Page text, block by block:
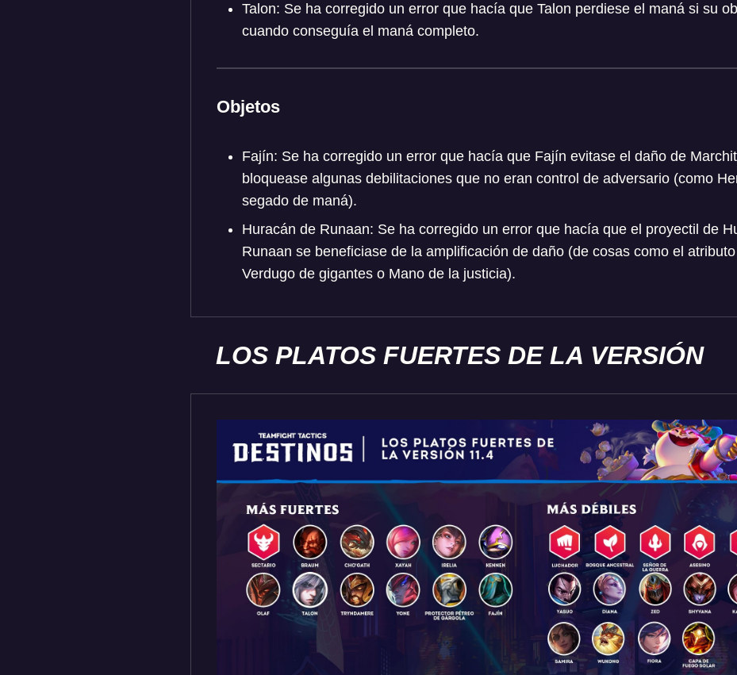
Talon: Se ha corregido un error que hacía que Talon perdiese el maná si su
cuando conseguía el maná completo.
Objetos
Fajín: Se ha corregido un error que hacía que Fajín evitase el daño de
bloquease algunas debilitaciones que no eran control de adversario (como
segado de maná).
Huracán de Runaan: Se ha corregido un error que hacía que el proyectil de
Runaan se beneficiase de la amplificación de daño (de cosas como el
Verdugo de gigantes o Mano de la justicia).
LOS PLATOS FUERTES DE LA VERSIÓN